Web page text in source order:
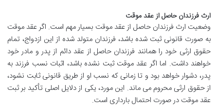
ارث فرزندان حاصل از عقد موقت
وضعیت ارث فرزندان حاصل از عقد موقت بسیار مهم است. اگر عقد موقت
به صورت قانونی ثبت شده باشد، فرزندان متولد شده از این ازدواج، تمام
حقوق ارثی خود را همانند فرزندان حاصل از عقد دائم از پدر و مادر خود
خواهند داشت. اما اگر عقد موقت ثبت نشده باشد، اثبات نسب فرزند به
پدر، دشوار خواهد بود و تا زمانی که نسب او از طریق قانونی ثابت نشود،
از حقوق ارثی محروم می ماند. این مورد، یکی از دلایل اصلی تأکید بر ثبت
عقد موقت در صورت احتمال بارداری است.